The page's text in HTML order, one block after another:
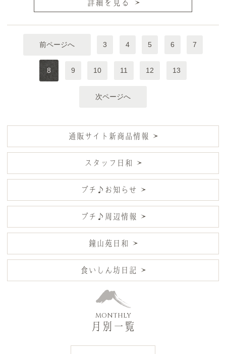
詳細を見る
前ページへ 3 4 5 6 7
8 9 10 11 12 13
次ページへ
通販サイト新商品情報
スタッフ日和
プチ♪お知らせ
プチ♪周辺情報
鐘山苑日和
食いしん坊日記
MONTHLY
月別一覧